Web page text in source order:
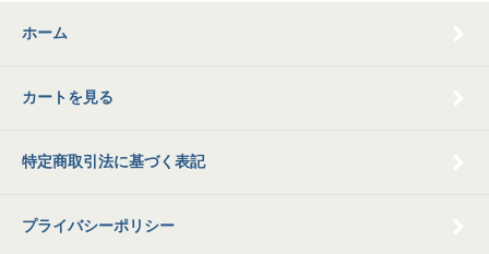
ホーム
カートを見る
特定商取引法に基づく表記
プライバシーポリシー